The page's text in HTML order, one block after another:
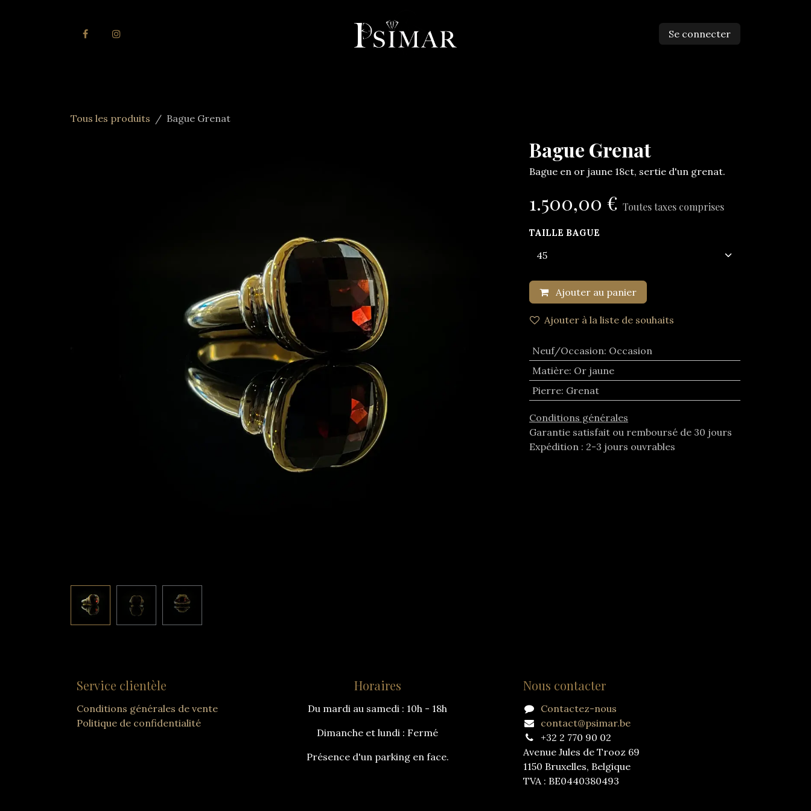
Se connecter
Tous les produits Bague Grenat
Bague Grenat
Bague en or jaune 18ct, sertie d'un grenat.
1.500,00 € Toutes taxes comprises
TAILLE BAGUE
Ajouter au panier
Ajouter à la liste de souhaits
Neuf/Occasion: Occasion
Matière: Or jaune
Pierre: Grenat
Conditions générales
Garantie satisfait ou remboursé de 30 jours
Expédition : 2-3 jours ouvrables
Horaires
Du mardi au samedi : 10h - 18h
Dimanche et lundi : Fermé
Présence d'un parking en face.
Nous contacter
Contactez-nous
contact@psimar.be
+32 2 770 90 02
Avenue Jules de Trooz 69
1150 Bruxelles, Belgique
TVA : BE0440380493
Service clientèle
Conditions générales de vente
Politique de confidentialité